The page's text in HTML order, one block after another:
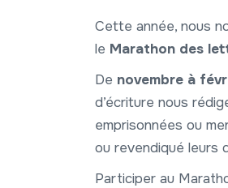
Cette année, nous
le Marathon des
De novembre à
d’écriture nous
emprisonnées ou
ou revendiqué leurs
Participer au